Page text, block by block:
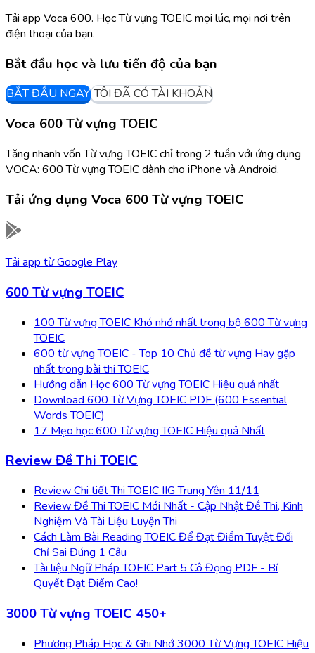
Tải app Voca 600. Học Từ vựng TOEIC mọi lúc, mọi nơi trên
điện thoại của bạn.
Bắt đầu học và lưu tiến độ của bạn
BẮT ĐẦU NGAY TÔI ĐÃ CÓ TÀI KHOẢN
Voca 600 Từ vựng TOEIC
Tăng nhanh vốn Từ vựng TOEIC chỉ trong 2 tuần với ứng dụng
VOCA: 600 Từ vựng TOEIC dành cho iPhone và Android.
Tải ứng dụng Voca 600 Từ vựng TOEIC
Tải app từGoogle Play
600 Từ vựng TOEIC
100 Từ vựng TOEIC Khó nhớ nhất trong bộ 600 Từ vựng
TOEIC
600 từ vựng TOEIC - Top 10 Chủ đề từ vựng Hay gặp
nhất trong bài thi TOEIC
Hướng dẫn Học 600 Từ vựng TOEIC Hiệu quả nhất
Download 600 Từ Vựng TOEIC PDF (600 Essential
Words TOEIC)
17 Mẹo học 600 Từ vựng TOEIC Hiệu quả Nhất
Review Đề Thi TOEIC
Review Chi tiết Thi TOEIC IIG Trung Yên 11/11
Review Đề Thi TOEIC Mới Nhất - Cập Nhật Đề Thi, Kinh
Nghiệm Và Tài Liệu Luyện Thi
Cách Làm Bài Reading TOEIC Để Đạt Điểm Tuyệt Đối
Chỉ Sai Đúng 1 Câu
Tài liệu Ngữ Pháp TOEIC Part 5 Cô Đọng PDF - Bí
Quyết Đạt Điểm Cao!
3000 Từ vựng TOEIC 450+
Phương Pháp Học & Ghi Nhớ 3000 Từ Vựng TOEIC Hiệu